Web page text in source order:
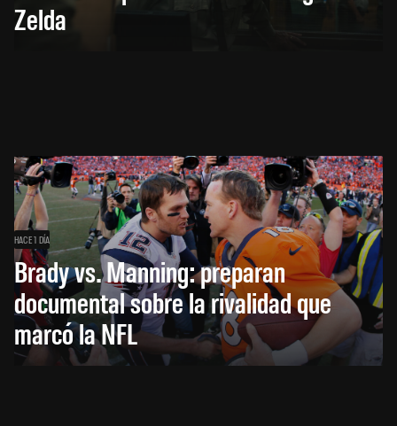
Zelda
HACE 1 DÍA
Brady vs. Manning: preparan
documental sobre la rivalidad que
marcó la NFL